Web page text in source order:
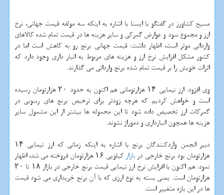
مسیح کشاورز در گفتگو با ایسنا با اشاره به اینکه سه مولفه قیمت جهانی، نرخ
ارز و مجموع سود و عوارض گمرکی و سایر هزینه ها در قیمت تمام شده کالاهای
وارداتی موثر است، اظهار داشت: قیمت جهانی برنج رو به کاهش است اما در
کشور مشکل افزایش نرخ ارز و هزینه های مربوط به انبار داری وجود دارد که
اثرات خویش را بر قیمت تمام شده برنج وارداتی می گذارند.
وی افزود: ارز نیمایی ۱۴ هزارتومانی هم اکنون به حدود ۲۰ هزارتومان رسیده
است و خواهش کردیم که هرچه زودتر برای ترخیص برنج های رسوبی در
گمرکات ارز تخصیص داده شود تا این محموله ها بیشتر از این مشمول سایر
هزینه ها همچون انبارداری و دموراژ نشوند.
دبیر انجمن واردکنندگان برنج با اشاره به اینکه زمانی که ارز نیمایی ۱۴
هزارتومان بود برنج خارجی در بازار
کیلویی ۱۶ هزارتومان فروخته می شد، اظهار
نمود: هم اکنون با افزایش نرخ ارز نیمایی قیمت برنج خارجی در بازار ۱۸ تا ۲۰
هزارتومان است. یعنی بسته به نوع ارزی که با آن برنج خریداری می شود قیمت
ها در این بازه متغییر است.